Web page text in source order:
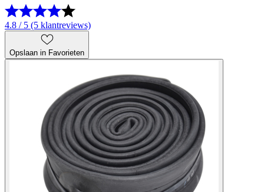
4.8 / 5 (5 klantreviews)
Opslaan in Favorieten